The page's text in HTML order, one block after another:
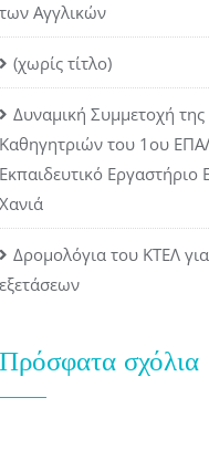
των Αγγλικών
(χωρίς τίτλο)
Δυναμική Συμμετοχή της
Καθηγητριών του 1ου
Εκπαιδευτικό Εργαστήριο
Χανιά
Δρομολόγια του ΚΤΕΛ
εξετάσεων
Πρόσφατα σχόλια